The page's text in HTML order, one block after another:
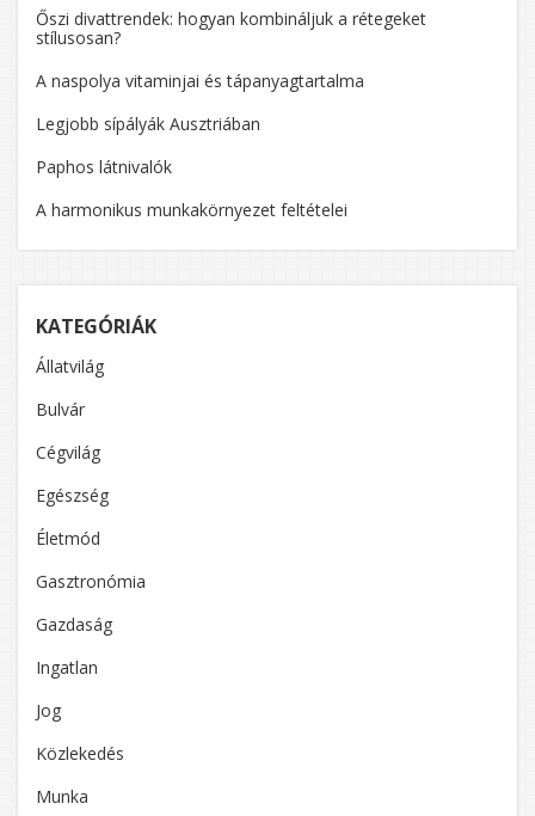
Őszi divattrendek: hogyan kombináljuk a rétegeket
stílusosan?
A naspolya vitaminjai és tápanyagtartalma
Legjobb sípályák Ausztriában
Paphos látnivalók
A harmonikus munkakörnyezet feltételei
KATEGÓRIÁK
Állatvilág
Bulvár
Cégvilág
Egészség
Életmód
Gasztronómia
Gazdaság
Ingatlan
Jog
Közlekedés
Munka